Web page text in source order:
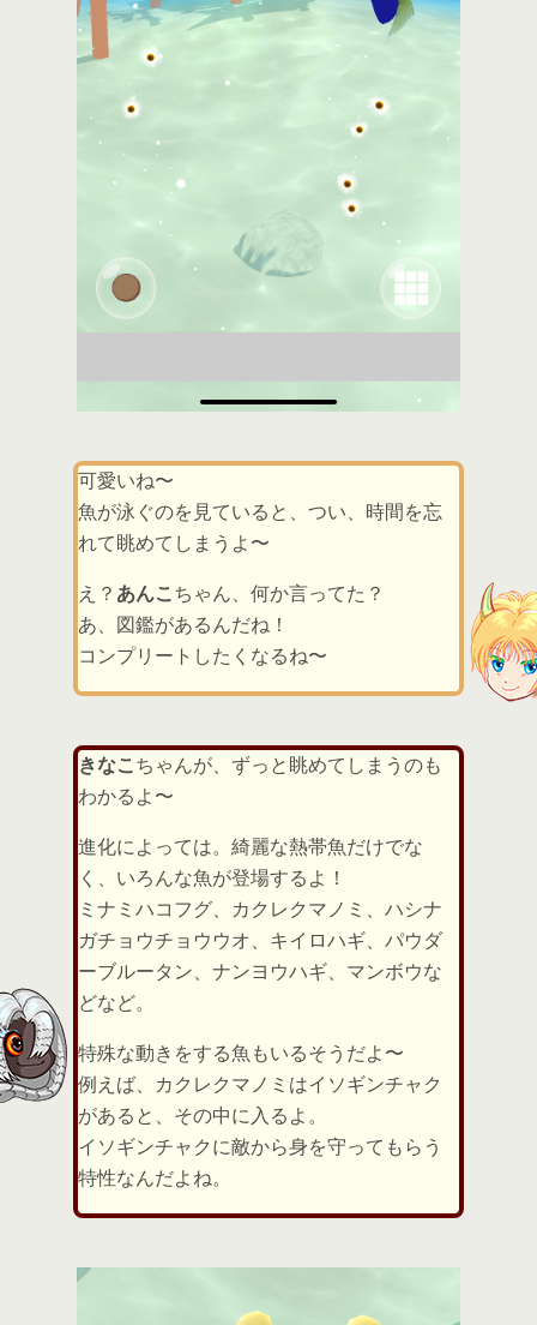
可愛いね〜
魚が泳ぐのを見ていると、つい、時間を忘
れて眺めてしまうよ〜
え？ あんこ ちゃん、何か言ってた？
あ、図鑑があるんだね！
コンプリートしたくなるね〜
きなこ ちゃんが、ずっと眺めてしまうのも
わかるよ〜
進化によっては。綺麗な熱帯魚だけでな
く、いろんな魚が登場するよ！
ミナミハコフグ、カクレクマノミ、ハシナ
ガチョウチョウウオ、キイロハギ、パウダ
ーブルータン、ナンヨウハギ、マンボウな
どなど。
特殊な動きをする魚もいるそうだよ〜
例えば、カクレクマノミはイソギンチャク
があると、その中に入るよ。
イソギンチャクに敵から身を守ってもらう
特性なんだよね。